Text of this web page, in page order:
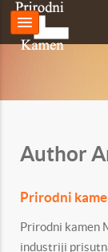
Author
Prirodni
Prirodni kamen
industriji